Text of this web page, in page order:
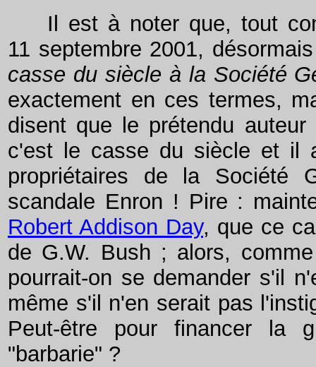
Il est à noter que, tout
11 septembre 2001,
casse du siècle à la Société
exactement en ces termes,
disent que le prétendu
c'est le casse du siècle et il
propriétaires de la Société
scandale Enron ! Pire :
Robert Addison Day, que ce
de G.W. Bush ; alors,
pourrait-on se demander s'il
même s'il n'en serait pas
Peut-être pour financer la
"barbarie" ?